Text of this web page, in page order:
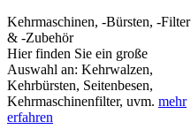
Kehrmaschinen, -Bürsten, -Filter
& -Zubehör
Hier finden Sie ein große
Auswahl an: Kehrwalzen,
Kehrbürsten, Seitenbesen,
Kehrmaschinenfilter, uvm. mehr
erfahren